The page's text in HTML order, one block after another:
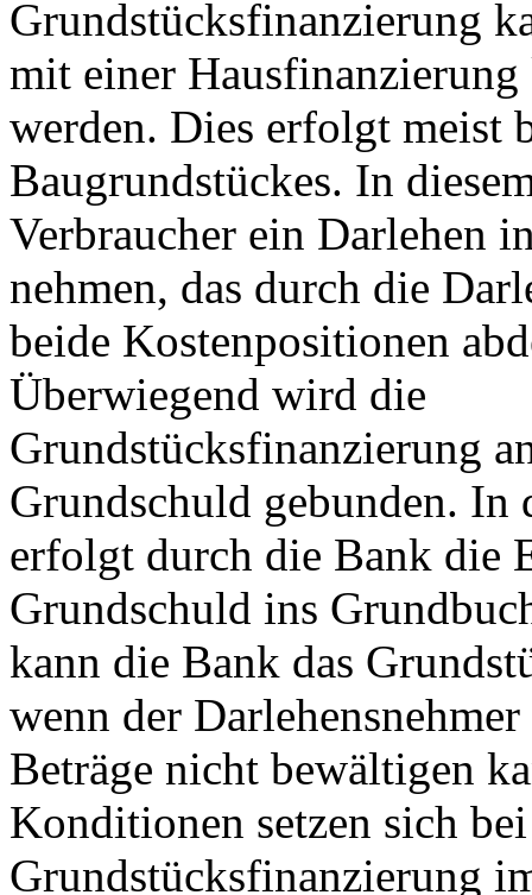
Grundstücksfinanzierung
mit einer
werden. Dies erfolgt meist
Baugrundstückes. In
Verbraucher ein Darlehen
nehmen, das durch die
beide Kostenpositionen
Überwiegend wird die
Grundstücksfinanzierung
Grundschuld gebunden. In
erfolgt durch die Bank die
Grundschuld ins
kann die Bank das
wenn der
Beträge nicht bewältigen
Konditionen setzen sich
Grundstücksfinanzierung